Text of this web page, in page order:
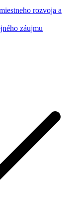
rozvoja a
záujmu